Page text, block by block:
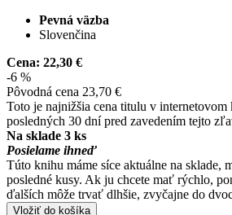
Pevná väzba
Slovenčina
Cena: 22,30 €
-6 %
Pôvodná cena 23,70 €
Toto je najnižšia cena titulu v internetovom
posledných 30 dní pred zavedením tejto
Na sklade 3 ks
Posielame ihneď
Túto knihu máme síce aktuálne na sklade,
posledné kusy. Ak ju chcete mať rýchlo,
ďalších môže trvať dlhšie, zvyčajne do
Vložiť do košíka